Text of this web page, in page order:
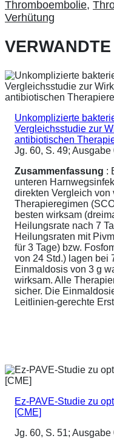
Thromboembolie,
Verhütung
Unkomplizierte
Vergleichsstudie zur
antibiotischen
Jg. 60, S. 49; Ausgabe
Zusammenfassung :
unteren
direkten Vergleich
Therapieregimen
besten wirksam
Heilungsrate nach 7
Heilungsraten mit
für 3 Tage) bzw.
von 24 Std.) lagen bei
Einmaldosis von 3 g
wirksam. Alle
sicher. Die
Leitlinien-gerechte
Ez-PAVE-Studie zu
[CME]
Jg. 60, S. 51; Ausgabe